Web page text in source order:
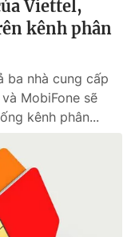
Viettel,
kênh phân
ba nhà cung cấp
MobiFone sẽ
kênh phân...